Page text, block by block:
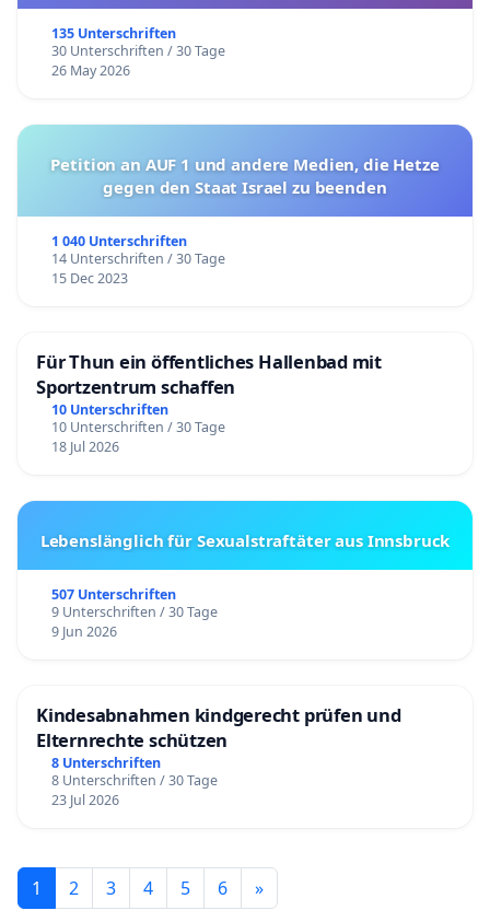
135 Unterschriften
30 Unterschriften / 30 Tage
26 May 2026
Petition an AUF 1 und andere Medien, die Hetze
gegen den Staat Israel zu beenden
1 040 Unterschriften
14 Unterschriften / 30 Tage
15 Dec 2023
Für Thun ein öffentliches Hallenbad mit
Sportzentrum schaffen
10 Unterschriften
10 Unterschriften / 30 Tage
18 Jul 2026
Lebenslänglich für Sexualstraftäter aus Innsbruck
507 Unterschriften
9 Unterschriften / 30 Tage
9 Jun 2026
Kindesabnahmen kindgerecht prüfen und
Elternrechte schützen
8 Unterschriften
8 Unterschriften / 30 Tage
23 Jul 2026
1 2 3 4 5 6 »